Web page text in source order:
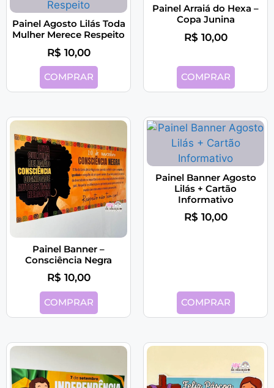
Painel Agosto Lilás Toda
Mulher Merece Respeito
R$ 10,00
COMPRAR
Painel Arraiá do Hexa –
Copa Junina
R$ 10,00
COMPRAR
Painel Banner –
Consciência Negra
R$ 10,00
COMPRAR
Painel Banner Agosto
Lilás + Cartão
Informativo
R$ 10,00
COMPRAR